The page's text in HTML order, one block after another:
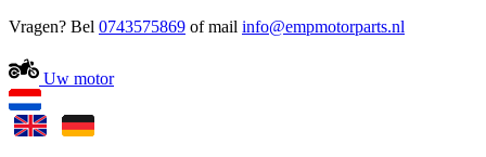
Vragen? Bel 0743575869 of mail
Uw motor